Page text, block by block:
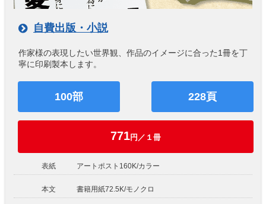
自費出版・小説
作家様の表現したい世界観、作品のイメージに合った1冊を丁
寧に印刷製本します。
100部 228頁
771円／１冊
表紙 アートポスト160K/カラー
本文 書籍用紙72.5K/モノクロ